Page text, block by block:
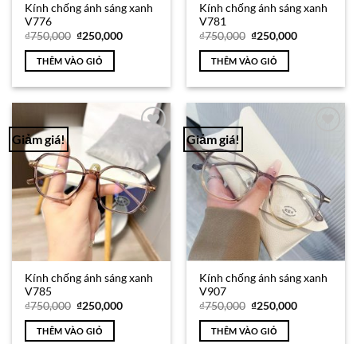
Kính chống ánh sáng xanh
V776
₫750,000 Giá
là:
₫750,000.
₫250,000Giá
THÊM VÀO GIỎ
Kính chống ánh sáng xanh
V781
₫750,000 Giá
là:
₫750,000.
₫250,000Giá
THÊM VÀO GIỎ
Giảm giá!
Wishlist
Kính chống ánh sáng xanh
V785
₫750,000 Giá
là:
₫750,000.
₫250,000Giá
THÊM VÀO GIỎ
Giảm giá!
Kính chống ánh sáng xanh
V907
₫750,000 Giá
là:
₫750,000.
₫250,000Giá
THÊM VÀO GIỎ